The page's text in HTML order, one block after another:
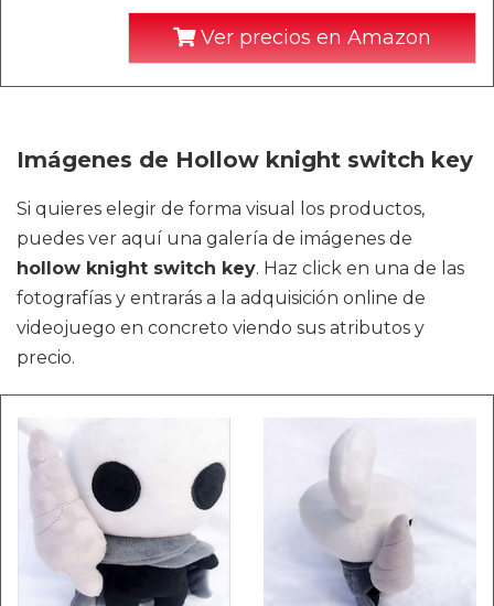
Ver precios en Amazon
Imágenes de Hollow knight switch key
Si quieres elegir de forma visual los productos,
puedes ver aquí una galería de imágenes de
hollow knight switch key. Haz click en una de las
fotografías y entrarás a la adquisición online de
videojuego en concreto viendo sus atributos y
precio.